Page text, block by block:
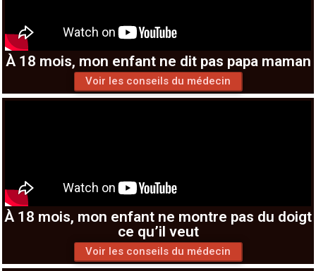
À 18 mois, mon enfant ne dit pas papa maman
Voir les conseils du médecin
À 18 mois, mon enfant ne montre pas du doigt
ce qu’il veut
Voir les conseils du médecin